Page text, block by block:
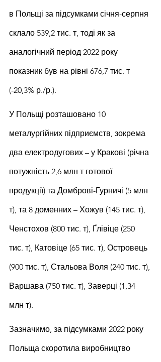
в Польщі за підсумками січня-серпня
склало 539,2 тис. т, тоді як за
аналогічний період 2022 року
показник був на рівні 676,7 тис. т
(-20,3% р./р.).
У Польщі розташовано 10
металургійних підприємств, зокрема
два електродугових – у Кракові (річна
потужність 2,6 млн т готової
продукції) та Домброві-Гурничі (5 млн
т), та 8 доменних – Хожув (145 тис. т),
Ченстохов (800 тис. т), Ґлівіце (250
тис. т), Катовіце (65 тис. т), Островець
(900 тис. т), Стальова Воля (240 тис. т),
Варшава (750 тис. т), Заверці (1,34
млн т).
Зазначимо, за підсумками 2022 року
Польща скоротила виробництво